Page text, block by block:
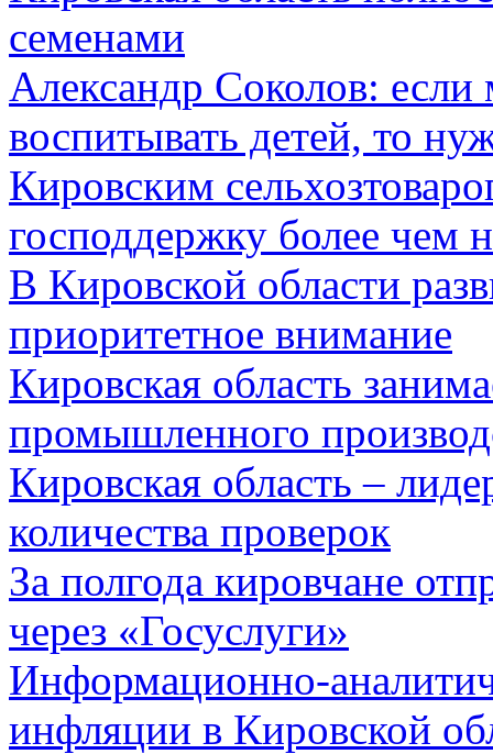
семенами
Александр Соколов:
воспитывать детей, то
Кировским
господдержку более чем
В Кировской области
приоритетное внимание
Кировская область
промышленного
Кировская область –
количества проверок
За полгода кировчане
через «Госуслуги»
Информационно-
инфляции в Кировской